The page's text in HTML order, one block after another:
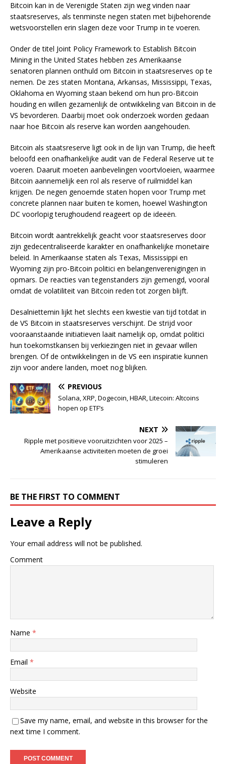
Bitcoin kan in de Verenigde Staten zijn weg vinden naar
staatsreserves, als tenminste negen staten met bijbehorende
wetsvoorstellen erin slagen deze voor Trump in te voeren.
Onder de titel Joint Policy Framework to Establish Bitcoin
Mining in the United States hebben zes Amerikaanse
senatoren plannen onthuld om Bitcoin in staatsreserves op te
nemen. De zes staten Montana, Arkansas, Mississippi, Texas,
Oklahoma en Wyoming staan bekend om hun pro-Bitcoin
houding en willen gezamenlijk de ontwikkeling van Bitcoin in de
VS bevorderen. Daarbij moet ook onderzoek worden gedaan
naar hoe Bitcoin als reserve kan worden aangehouden.
Bitcoin als staatsreserve ligt ook in de lijn van Trump, die heeft
beloofd een onafhankelijke audit van de Federal Reserve uit te
voeren. Daaruit moeten aanbevelingen voortvloeien, waarmee
Bitcoin aannemelijk een rol als reserve of ruilmiddel kan
krijgen. De negen genoemde staten hopen voor Trump met
concrete plannen naar buiten te komen, hoewel Washington
DC voorlopig terughoudend reageert op de ideeën.
Bitcoin wordt aantrekkelijk geacht voor staatsreserves door
zijn gedecentraliseerde karakter en onafhankelijke monetaire
beleid. In Amerikaanse staten als Texas, Mississippi en
Wyoming zijn pro-Bitcoin politici en belangenverenigingen in
opmars. De reacties van tegenstanders zijn gemengd, vooral
omdat de volatiliteit van Bitcoin reden tot zorgen blijft.
Desalniettemin lijkt het slechts een kwestie van tijd totdat in
de VS Bitcoin in staatsreserves verschijnt. De strijd voor
vooraanstaande initiatieven laait namelijk op, omdat politici
hun toekomstkansen bij verkiezingen niet in gevaar willen
brengen. Of de ontwikkelingen in de VS een inspiratie kunnen
zijn voor andere landen, moet nog blijken.
PREVIOUS
Solana, XRP, Dogecoin, HBAR, Litecoin: Altcoins
hopen op ETF’s
NEXT
Ripple met positieve vooruitzichten voor 2025 –
Amerikaanse activiteiten moeten de groei
stimuleren
BE THE FIRST TO COMMENT
Leave a Reply
Your email address will not be published.
Comment
Name *
Email *
Website
Save my name, email, and website in this browser for the
next time I comment.